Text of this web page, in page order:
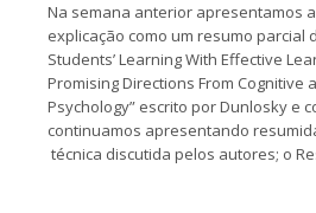
Na semana anterior apresentamos
explicação como um resumo parcial
Students’ Learning With Effective
Promising Directions From Cognitive
Psychology” escrito por Dunlosky e
continuamos apresentando
técnica discutida pelos autores; o